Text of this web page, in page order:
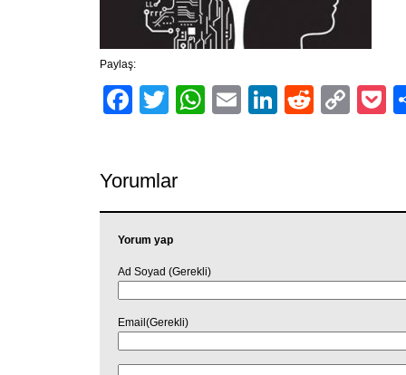
Paylaş:
Facebook
TwitterWhatsApp
EmailLinkedIn
Reddit
Yorumlar
Yorum yap
Ad Soyad (Gerekli)
Email(Gerekli)